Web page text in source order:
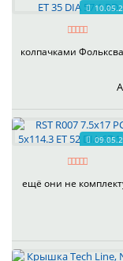
колпачками
ещё они не